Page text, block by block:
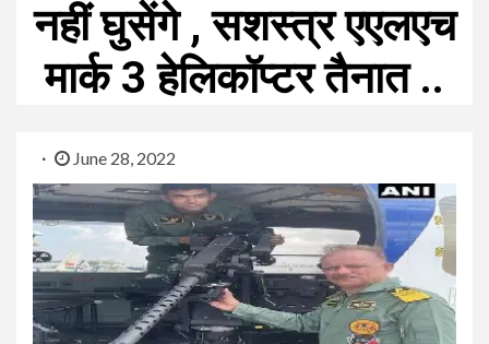
नहीं घुसेंगे , सशस्त्र एएलएच
मार्क 3 हेलिकॉप्टर तैनात ..
June 28, 2022